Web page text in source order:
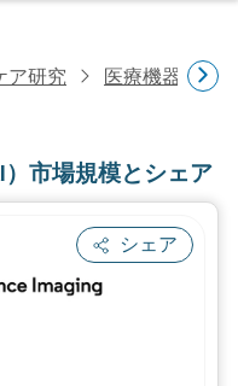
ア研究 医療機器研究
市場規模とシェア
シェア